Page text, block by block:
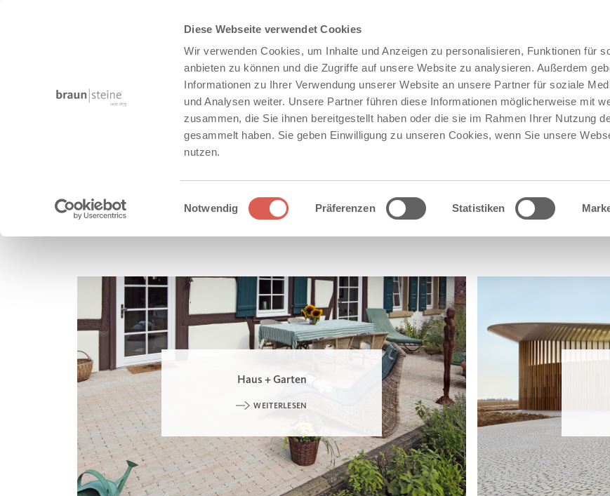
Diese Webseite verwendet Cookies
Wir verwenden Cookies, um Inhalte und Anzeigen zu personalisieren, Funktionen für
anbieten zu können und die Zugriffe auf unsere Website zu analysieren. Außerdem
Informationen zu Ihrer Verwendung unserer Website an unsere Partner für soziale
und Analysen weiter. Unsere Partner führen diese Informationen möglicherweise mit
zusammen, die Sie ihnen bereitgestellt haben oder die sie im Rahmen Ihrer Nutzung
gesammelt haben. Sie geben Einwilligung zu unseren Cookies, wenn Sie unsere
nutzen.
Einwilligungsauswahl
Notwendig Präferenzen Statistiken
PRODUKTE
Haus + Garten
WEITERLESEN